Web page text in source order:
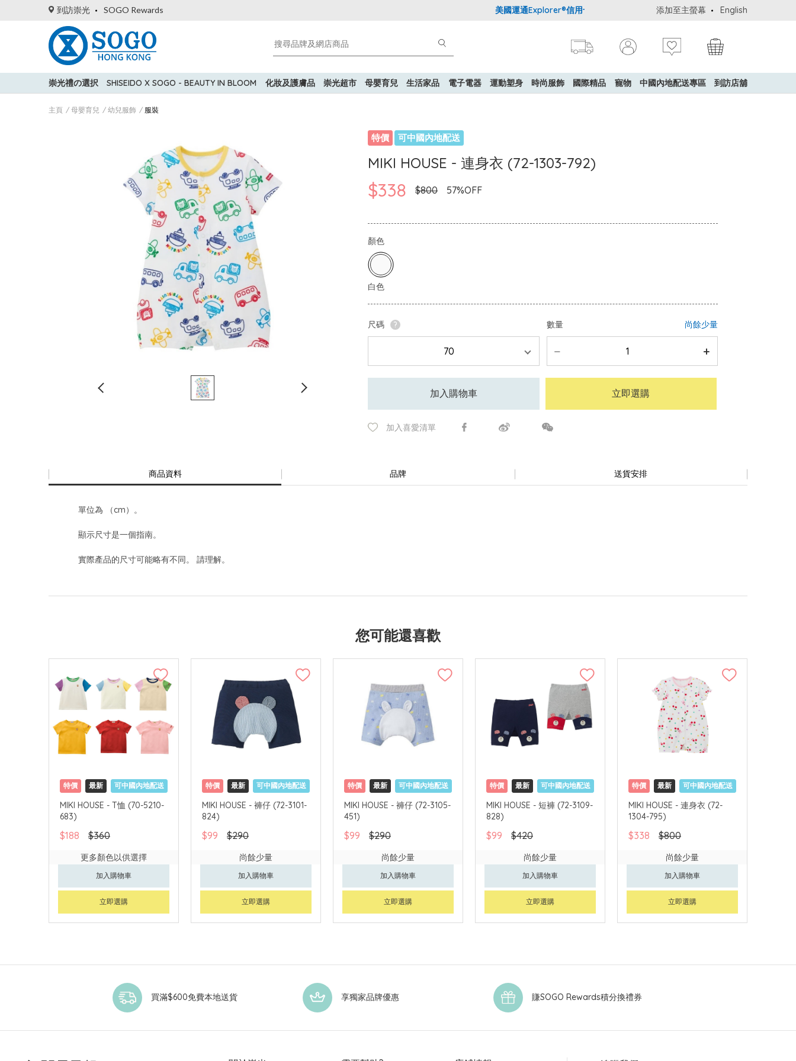
到訪崇光 SOGO Rewards 美國運通Explorer®信用卡會員購物禮遇：高達5%簽賬回贈！ 購買一般貨品(冷凍食
添加至主螢幕 English
崇光禮の選択 SHISEIDO X SOGO - BEAUTY IN BLOOM 化妝及護膚品 崇光超市 母嬰育兒 生活家品 電子電器 運動塑身 時尚服飾 國際精品 寵物 中國內地配送專區 到訪店舖
主頁 母嬰育兒 幼兒服飾 服裝
特價 可中國內地配送
MIKI HOUSE - 連身衣 (72-1303-792)
$338 $800 57%OFF
顏色
尺碼 ? 數量 尚餘少量
加入購物車 立即選購
加入喜愛清單
商品資料 品牌 送貨安排
單位為 （cm）。
顯示尺寸是一個指南。
實際產品的尺寸可能略有不同。 請理解。
您可能還喜歡
特價 最新 可中國內地配送
MIKI HOUSE - T恤 (70-5210-
683)
$188 $360
更多顏色以供選擇
加入購物車
立即選購
特價 最新 可中國內地配送
MIKI HOUSE - 褲仔 (72-3101-
824)
$99 $290
尚餘少量
加入購物車
立即選購
特價 最新 可中國內地配送
MIKI HOUSE - 褲仔 (72-3105-
451)
$99 $290
尚餘少量
加入購物車
立即選購
特價 最新 可中國內地配送
MIKI HOUSE - 短褲 (72-3109-
828)
$99 $420
尚餘少量
加入購物車
立即選購
特價 最新 可中國內地配送
MIKI HOUSE - 連身衣 (72-
1304-795)
$338 $800
尚餘少量
加入購物車
立即選購
買滿$600免費本地送貨 享獨家品牌優惠 賺SOGO Rewards積分換禮券